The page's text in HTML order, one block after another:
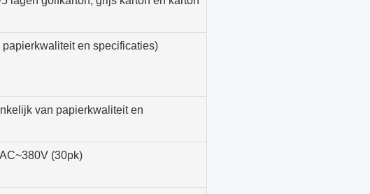
en specificaties)
van papierkwaliteit en
AC~380V (30pk)